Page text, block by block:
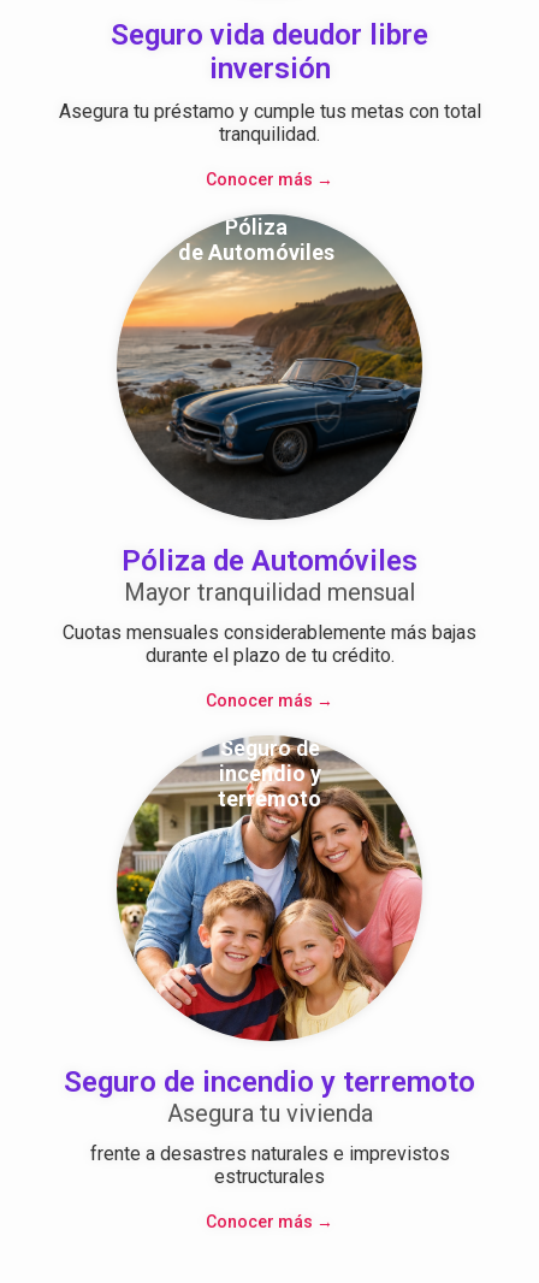
Seguro vida deudor libre
inversión
Asegura tu préstamo y cumple tus metas con total
tranquilidad.
Conocer más →
Póliza
de Automóviles
Póliza de Automóviles
Mayor tranquilidad mensual
Cuotas mensuales considerablemente más bajas
durante el plazo de tu crédito.
Conocer más →
Seguro de
incendio y
terremoto
Seguro de incendio y terremoto
Asegura tu vivienda
frente a desastres naturales e imprevistos
estructurales
Conocer más →